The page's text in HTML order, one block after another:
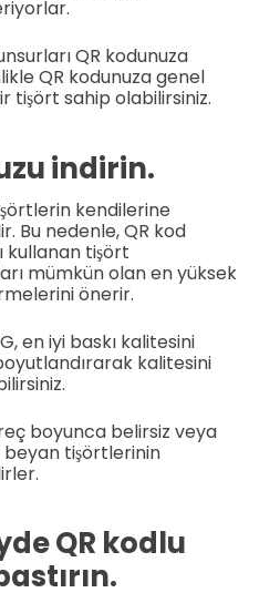
QR kodunuza
QR kodunuza genel
tişört sahip olabilirsiniz.
indirin.
kendilerine
Bu nedenle, QR kod
kullanan tişört
mümkün olan en yüksek
önerir.
en iyi baskı kalitesini
kalitesini
boyunca belirsiz veya
beyan tişörtlerinin
QR kodlu